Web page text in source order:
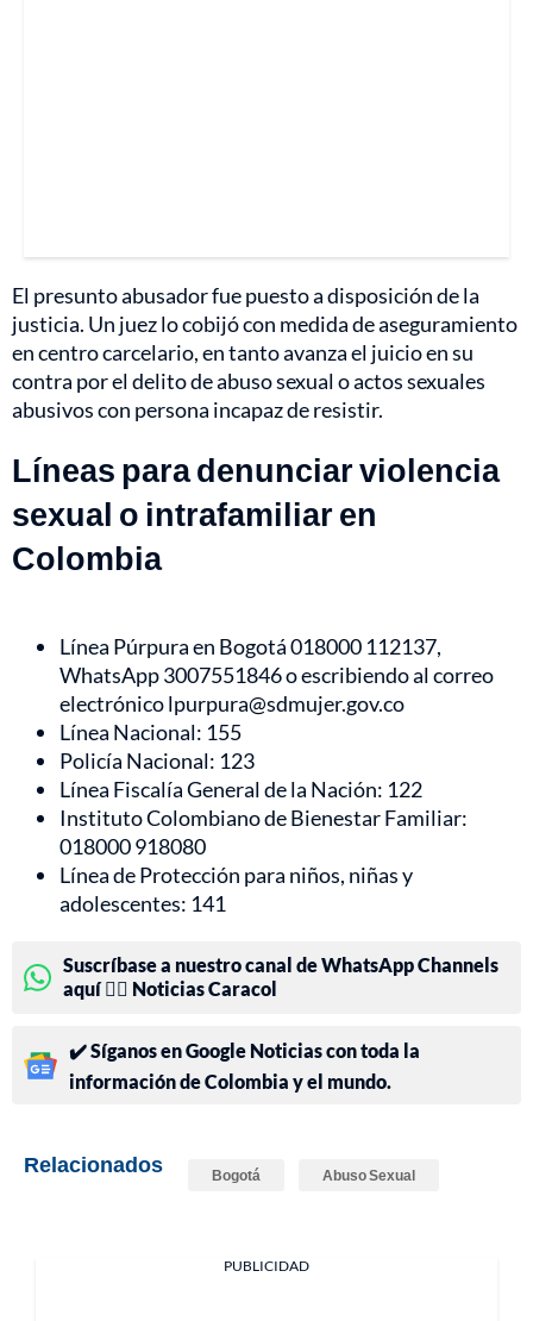
El presunto abusador fue puesto a disposición de la
justicia. Un juez lo cobijó con medida de aseguramiento
en centro carcelario, en tanto avanza el juicio en su
contra por el delito de abuso sexual o actos sexuales
abusivos con persona incapaz de resistir.
Líneas para denunciar violencia
sexual o intrafamiliar en
Colombia
Línea Púrpura en Bogotá 018000 112137,
WhatsApp 3007551846 o escribiendo al correo
electrónico lpurpura@sdmujer.gov.co
Línea Nacional: 155
Policía Nacional: 123
Línea Fiscalía General de la Nación: 122
Instituto Colombiano de Bienestar Familiar:
018000 918080
Línea de Protección para niños, niñas y
adolescentes: 141
Suscríbase a nuestro canal de WhatsApp Channels
aquí 👉🏻 Noticias Caracol
✔️ Síganos en Google Noticias con toda la
información de Colombia y el mundo.
Relacionados Bogotá Abuso Sexual
PUBLICIDAD